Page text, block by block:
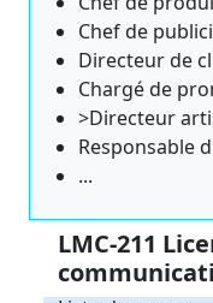
Chef de
Directeur de
Chargé de
>Directeur
Responsable
...
LMC-211